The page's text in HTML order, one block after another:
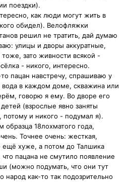
поездки).
как люди могут жить в
обидел). Велофляжки
решил не тратить, дай думаю
улицы и дворы аккуратные,
зато живности всякой -
- никого, интересно.
пацан навстречу, спрашиваю у
вода в каждом доме, скважина или
говорю я ему. Во дворе его
(взрослые явно заняты
потому и никого - подумал я).
18лохматого года,
Точнее очень: жесткая,
ещё хуже, а потом до Талшика
пацана не смутило появление
(можно подумать, что они тут
народ как-то так подозрительно